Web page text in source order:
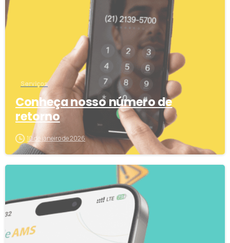
Serviços
Conheça nosso número de
retorno
10 de janeiro de 2026